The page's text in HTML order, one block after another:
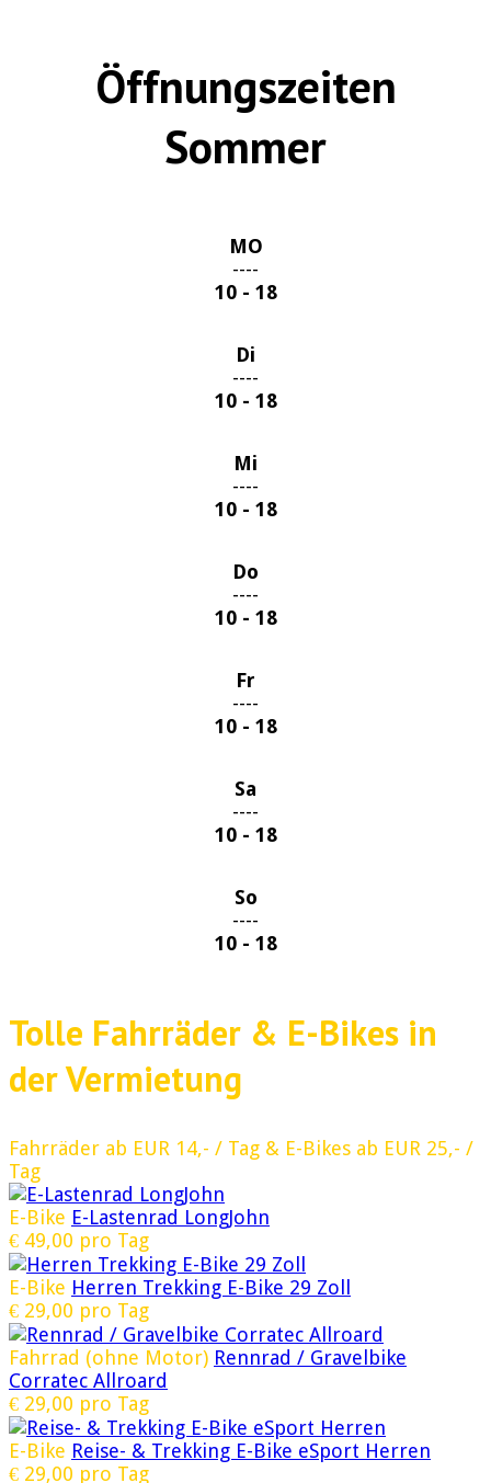
Öffnungszeiten
Sommer
MO
----
10 - 18
Di
----
10 - 18
Mi
----
10 - 18
Do
----
10 - 18
Fr
----
10 - 18
Sa
----
10 - 18
So
----
10 - 18
Tolle Fahrräder & E-Bikes in
der Vermietung
Fahrräder ab EUR 14,- / Tag & E-Bikes ab EUR 25,- /
Tag
E-Bike E-Lastenrad LongJohn
€ 49,00 pro Tag
E-Bike Herren Trekking E-Bike 29 Zoll
€ 29,00 pro Tag
Fahrrad (ohne Motor) Rennrad / Gravelbike
Corratec Allroard
€ 29,00 pro Tag
E-Bike Reise- & Trekking E-Bike eSport Herren
€ 29,00 pro Tag